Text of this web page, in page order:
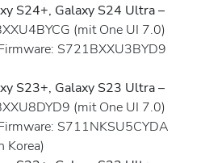
S24+, Galaxy S24 Ultra–
(mit One UI 7.0)
S721BXXU3BYD9
S23+, Galaxy S23 Ultra–
(mit One UI 7.0)
S711NKSU5CYDA
Korea)